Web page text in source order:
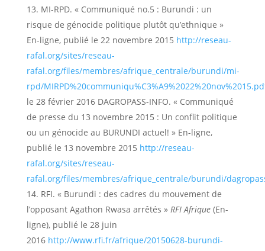
MI-RPD. « Communiqué no.5 : Burundi : un
risque de génocide politique plutôt qu’ethnique »
En-ligne, publié le 22 novembre 2015 http://reseau-
rafal.org/sites/reseau-
rafal.org/files/membres/afrique_centrale/burundi/mi-
rpd/
le 28 février 2016 DAGROPASS-INFO. « Communiqué
de presse du 13 novembre 2015 : Un conflit politique
ou un génocide au BURUNDI actuel! » En-ligne,
publié le 13 novembre 2015 http://reseau-
rafal.org/sites/reseau-
rafal.org/files/membres/afrique_centrale/burundi/
RFI. « Burundi : des cadres du mouvement de
l’opposant Agathon Rwasa arrêtés » RFI Afrique(En-
ligne), publié le 28 juin
2016 http://www.rfi.fr/afrique/20150628-burundi-